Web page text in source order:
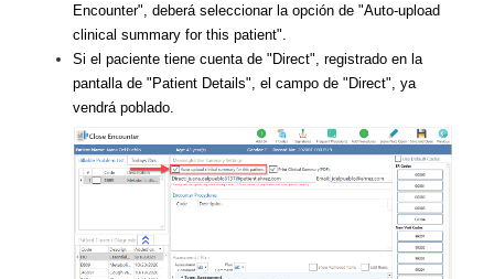
Encounter", deberá seleccionar la opción de "Auto-upload
clinical summary for this patient".
Si el paciente tiene cuenta de "Direct", registrado en la
pantalla de "Patient Details", el campo de "Direct", ya
vendrá poblado.